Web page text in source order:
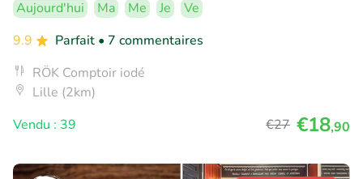
Aujourd'hui Ma Me Je
Ve
9.9
Parfait • 7 commentaires
RÖK Comptoir iodé
Lille (2km)
Vendu : 39
€27 €18,90